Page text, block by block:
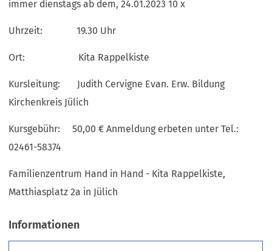
immer dienstags ab dem, 24.01.2023 10 x
Uhrzeit: 19.30 Uhr
Ort: Kita Rappelkiste
Kursleitung: Judith Cervigne Evan. Erw. Bildung
Kirchenkreis Jülich
Kursgebühr: 50,00 € Anmeldung erbeten unter Tel.:
02461-58374
Familienzentrum Hand in Hand - Kita Rappelkiste,
Matthiasplatz 2a in Jülich
Informationen